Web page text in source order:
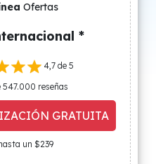
Ofertas
*
4,7 de 5
547.000 reseñas
GRATUITA
un $239